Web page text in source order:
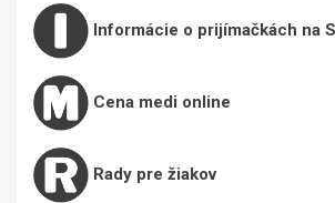
Informácie o prijímačkách na
Cena medi online
Rady pre žiakov